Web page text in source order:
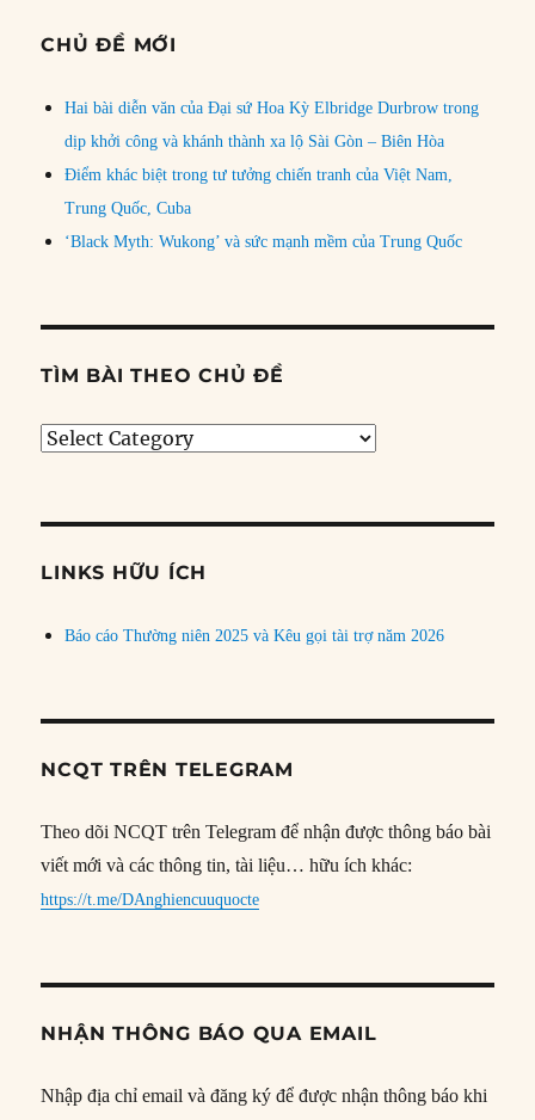
CHỦ ĐỀ MỚI
Hai bài diễn văn của Đại sứ Hoa Kỳ Elbridge Durbrow trong
dịp khởi công và khánh thành xa lộ Sài Gòn – Biên Hòa
Điểm khác biệt trong tư tưởng chiến tranh của Việt Nam,
Trung Quốc, Cuba
‘Black Myth: Wukong’ và sức mạnh mềm của Trung Quốc
TÌM BÀI THEO CHỦ ĐỀ
Tìm
đề
LINKS HỮU ÍCH
Báo cáo Thường niên 2025 và Kêu gọi tài trợ năm 2026
NCQT TRÊN TELEGRAM
Theo dõi NCQT trên Telegram để nhận được thông báo bài
viết mới và các thông tin, tài liệu… hữu ích khác:
https://t.me/DAnghiencuuquocte
NHẬN THÔNG BÁO QUA EMAIL
Nhập địa chỉ email và đăng ký để được nhận thông báo khi